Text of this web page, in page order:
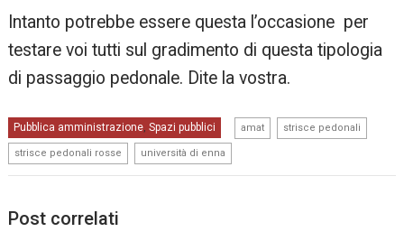
Intanto potrebbe essere questa l’occasione per
testare voi tutti sul gradimento di questa tipologia
di passaggio pedonale. Dite la vostra.
Pubblica amministrazione,Spazi pubblici amat strisce pedonali
strisce pedonali rosse università di enna
Post correlati